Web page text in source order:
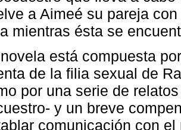
a Aimeé su pareja
mientras ésta se
está compuesta
de la filia sexual de
por una serie de
y un breve
comunicación con